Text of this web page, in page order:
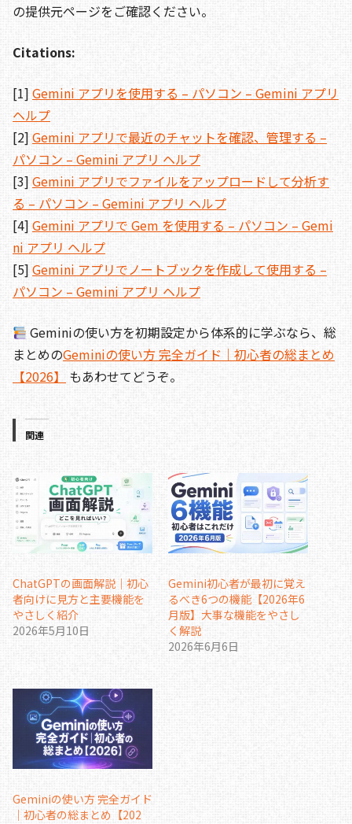
の提供元ページをご確認ください。
Citations:
[1] Gemini アプリを使用する – パソコン – Gemini アプリ
ヘルプ
[2] Gemini アプリで最近のチャットを確認、管理する –
パソコン – Gemini アプリ ヘルプ
[3] Gemini アプリでファイルをアップロードして分析す
る – パソコン – Gemini アプリ ヘルプ
[4] Gemini アプリで Gem を使用する – パソコン – Gemi
ni アプリ ヘルプ
[5] Gemini アプリでノートブックを作成して使用する –
パソコン – Gemini アプリ ヘルプ
Geminiの使い方を初期設定から体系的に学ぶなら、総
まとめのGeminiの使い方 完全ガイド｜初心者の総まとめ
【2026】
もあわせてどうぞ。
関連
ChatGPTの画面解説｜初心
者向けに見方と主要機能を
やさしく紹介
2026年5月10日
Gemini初心者が最初に覚え
るべき6つの機能【2026年6
月版】大事な機能をやさし
く解説
2026年6月6日
Geminiの使い方 完全ガイド
｜初心者の総まとめ【202